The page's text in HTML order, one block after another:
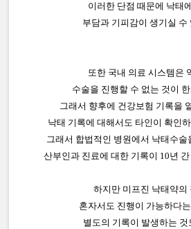
이러한 단점 때문에 낙태
부담과 기피감이 생기실 수
또한 국내 의료 시스템은
수술을 진행할 수 없는 것이
그래서 향후에 건강보험 기록을
낙태 기록에 대해서도 타인이 확인
그래서 합법적인 병원에서 낙태수술
산부인과 진료에 대한 기록이 10년
하지만 미프진 낙태약의
혼자서도 진행이 가능하다
별도의 기록이 발생하는 것